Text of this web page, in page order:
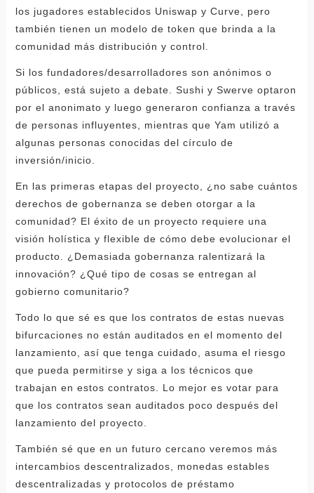
los jugadores establecidos Uniswap y Curve, pero
también tienen un modelo de token que brinda a la
comunidad más distribución y control.
Si los fundadores/desarrolladores son anónimos o
públicos, está sujeto a debate. Sushi y Swerve optaron
por el anonimato y luego generaron confianza a través
de personas influyentes, mientras que Yam utilizó a
algunas personas conocidas del círculo de
inversión/inicio.
En las primeras etapas del proyecto, ¿no sabe cuántos
derechos de gobernanza se deben otorgar a la
comunidad? El éxito de un proyecto requiere una
visión holística y flexible de cómo debe evolucionar el
producto. ¿Demasiada gobernanza ralentizará la
innovación? ¿Qué tipo de cosas se entregan al
gobierno comunitario?
Todo lo que sé es que los contratos de estas nuevas
bifurcaciones no están auditados en el momento del
lanzamiento, así que tenga cuidado, asuma el riesgo
que pueda permitirse y siga a los técnicos que
trabajan en estos contratos. Lo mejor es votar para
que los contratos sean auditados poco después del
lanzamiento del proyecto.
También sé que en un futuro cercano veremos más
intercambios descentralizados, monedas estables
descentralizadas y protocolos de préstamo